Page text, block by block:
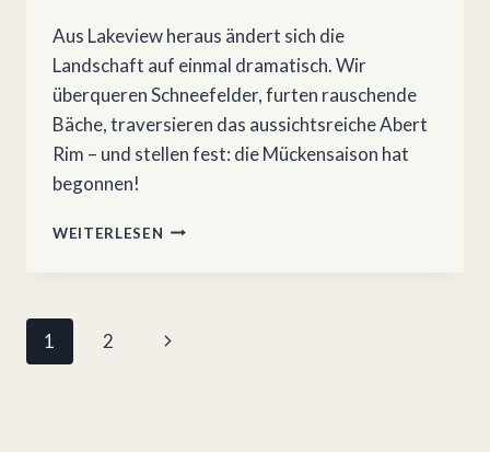
Aus Lakeview heraus ändert sich die
Landschaft auf einmal dramatisch. Wir
überqueren Schneefelder, furten rauschende
Bäche, traversieren das aussichtsreiche Abert
Rim – und stellen fest: die Mückensaison hat
begonnen!
WEITERLESEN OREGON
–
Seitennavigation
1 2
Nächste